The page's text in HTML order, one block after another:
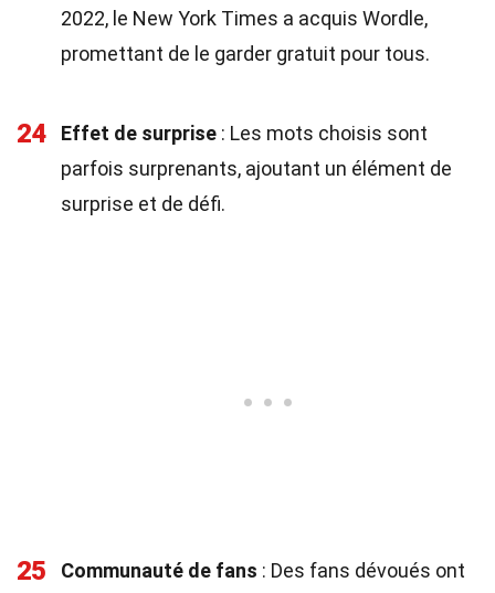
2022, le New York Times a acquis Wordle,
promettant de le garder gratuit pour tous.
24 Effet de surprise : Les mots choisis sont
parfois surprenants, ajoutant un élément de
surprise et de défi.
25 Communauté de fans : Des fans dévoués ont